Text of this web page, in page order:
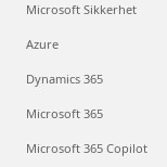
Microsoft Sikkerhet
Azure
Dynamics 365
Microsoft 365
Microsoft 365 Copilot